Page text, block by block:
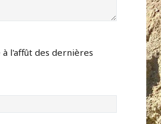
l'affût des dernières